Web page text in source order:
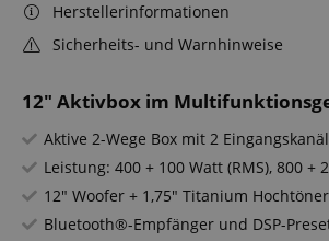
12" Aktivbox im
Aktive 2-Wege Box mit 2
Leistung: 400 + 100 Watt (RMS), 800 +
12" Woofer + 1,75" Titanium Hochtöner
Bluetooth®-Empfänger und DSP-
Herstellerinformationen
Sicherheits- und Warnhinweise